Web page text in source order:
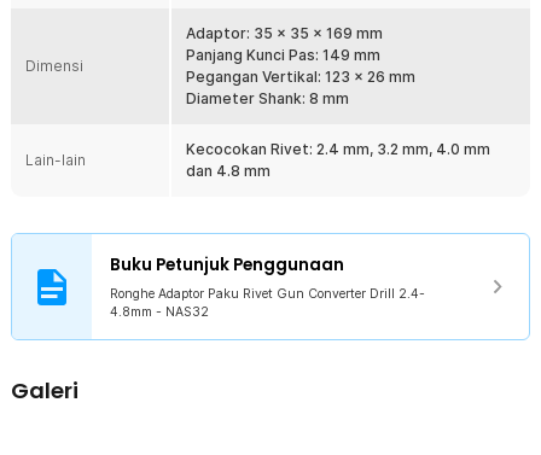
Alat ini dibekali dengan 4 buah kepala adaptor yang digunakan
untuk memasang rivet dengan berbagai ukuran. Ukuran yang
Kelengkapan Produk
1 x Kepala 4.8 mm
1 x Kepala 4.0 mm
1 x Kepala 3.2 mm
1 x Kunci Pas
1 x Panduan Penggunaan
Dimensi
Adaptor: 35 x 35 x 169 mm
Panjang Kunci Pas: 149 mm
Pegangan Vertikal: 123 x 26 mm
Diameter Shank: 8 mm
Lain-lain
Kecocokan Rivet: 2.4 mm, 3.2 mm, 4.0 mm
dan 4.8 mm
Buku Petunjuk Penggunaan
Ronghe Adaptor Paku Rivet Gun Converter Drill 2.4-
4.8mm - NAS32
Galeri